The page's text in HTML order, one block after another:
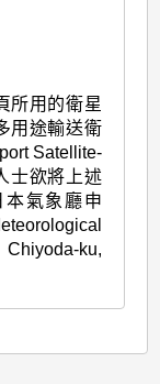
所用的衛星
用途輸送衛
Satellite-
士欲將上述
氣象廳申
ku,